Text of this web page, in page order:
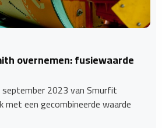
overnemen: fusiewaarde
2023 van Smurfit
met een gecombineerde waarde